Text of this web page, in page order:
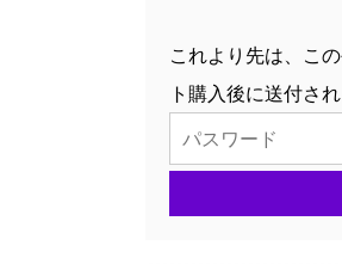
これより先は、こ
ト購入後に送付さ